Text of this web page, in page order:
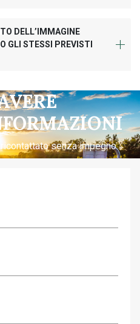
DELL’IMMAGINE
GLI STESSI PREVISTI
senza impegno.